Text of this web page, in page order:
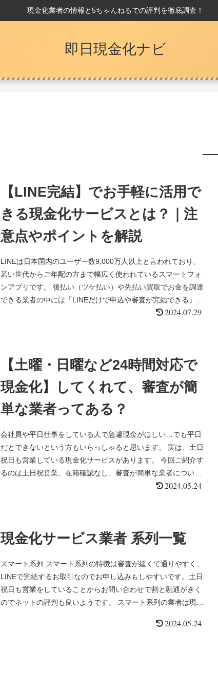
現金化業者の情報と5ちゃんねるでの評判を徹底調査！
即日現金化ナビ
【LINE完結】でお手軽に活用で
きる現金化サービスとは？｜注
意点やポイントを解説
LINEは日本国内のユーザー数9,000万人以上と言われており、
若い世代からご年配の方まで幅広く使われているスマートフォ
ンアプリです。 後払い（ツケ払い）や先払い買取でお金を調達
できる業者の中には「LINEだけで申込や審査が完結できる」業
2024.07.29
【土曜・日曜など24時間対応で
現金化】してくれて、審査が簡
単な業者ってある？
会社員や平日仕事をしている人で急遽現金がほしい…でも平日
だとできないという方もいらっしゃると思います。 実は、土日
祝日も営業している現金化サービスがあります。 今回ご紹介す
るのは土日祝営業、在籍確認なし、審査が簡単な業者について
2024.05.24
現金化サービス業者 系列一覧
スマート系列 スマート系列の特徴は審査が緩くて通りやすく、
LINEで完結するお取引なのでお申し込みもしやすいです。土日
祝日も営業をしていることからお問い合わせで割と融通がきく
のでネットの評判も良いようです。 スマート系列の業者は現在
2024.05.24